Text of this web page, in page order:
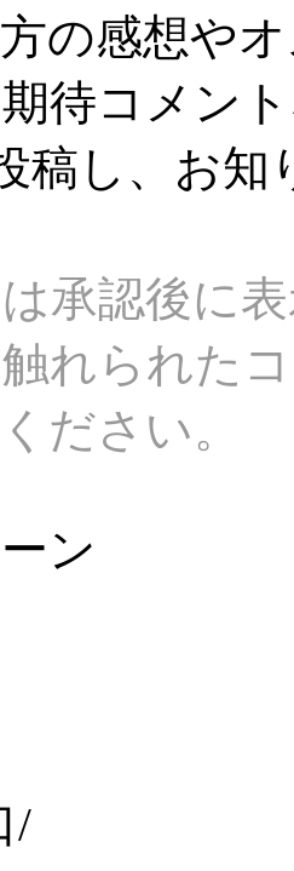
の感想や
待コメン
稿し、お
承認後に
れられた
ださい。
ン